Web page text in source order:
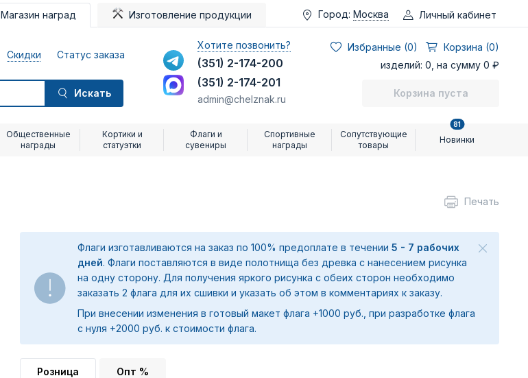
Магазин наград Изготовление продукции Город: Москва Личный кабинет
Скидки Статус заказа
Искать
Хотите позвонить?
(351) 2-174-200
(351) 2-174-201
admin@chelznak.ru
Избранные (0)
Корзина (0)
изделий: 0, на сумму 0 ₽
Корзина пуста
Общественные
награды
Кортики и
статуэтки
Флаги и
сувениры
Спортивные
награды
Сопутствующие
товары
Новинки
81
Печать
Флаги изготавливаются на заказ по 100% предоплате в течении 5 - 7 рабочих
дней. Флаги поставляются в виде полотнища без древка с нанесением рисунка
на одну сторону. Для получения яркого рисунка с обеих сторон необходимо
заказать 2 флага для их сшивки и указать об этом в комментариях к заказу.
При внесении изменения в готовый макет флага +1000 руб., при разработке флага
с нуля +2000 руб. к стоимости флага.
Розница Опт %